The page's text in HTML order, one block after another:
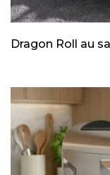
Dragon Roll au